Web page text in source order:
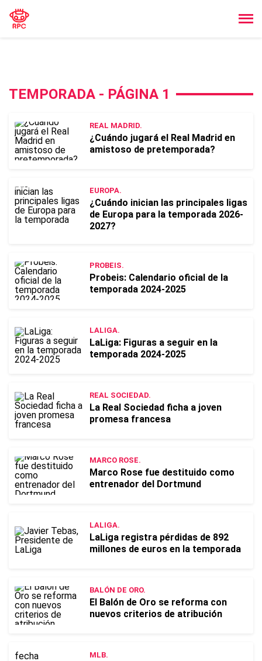
TEMPORADA - PÁGINA 1
REAL MADRID.
¿Cuándo jugará el Real Madrid en
amistoso de pretemporada?
EUROPA.
¿Cuándo inician las principales ligas
de Europa para la temporada 2026-
2027?
PROBEIS.
Probeis: Calendario oficial de la
temporada 2024-2025
LALIGA.
LaLiga: Figuras a seguir en la
temporada 2024-2025
REAL SOCIEDAD.
La Real Sociedad ficha a joven
promesa francesa
MARCO ROSE.
Marco Rose fue destituido como
entrenador del Dortmund
LALIGA.
LaLiga registra pérdidas de 892
millones de euros en la temporada
BALÓN DE ORO.
El Balón de Oro se reforma con
nuevos criterios de atribución
MLB.